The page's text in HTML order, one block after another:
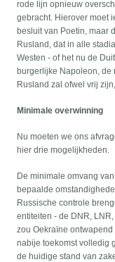
rode lijn opnieuw
gebracht. Hierover moet
besluit van Poetin, maar
Rusland, dat in alle
Westen - of het nu de
burgerlijke Napoleon, de
Rusland zal ofwel vrij
Minimale overwinning
Nu moeten we ons
hier drie mogelijkheden.
De minimale omvang
bepaalde
Russische controle
entiteiten - de DNR,
zou Oekraïne
nabije toekomst volledig
de huidige stand van